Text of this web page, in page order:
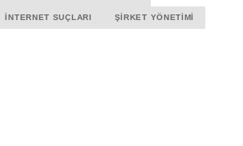
İNTERNET SUÇLARI ŞIRKET YÖNETIMI